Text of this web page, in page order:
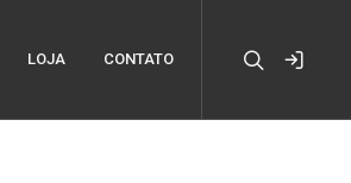
LOJA CONTATO